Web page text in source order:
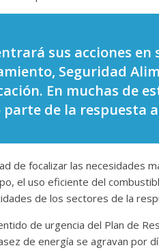
sus acciones en
Seguridad
En muchas de
de la respuesta
de focalizar las necesidades
el uso eficiente del
de los sectores de la
de urgencia del Plan de
de energía se agravan por